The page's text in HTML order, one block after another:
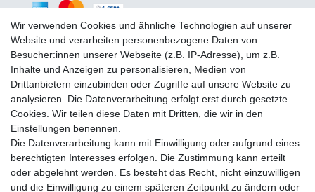
Wir versenden mit:
Sie erreichen uns unter:
+49 (0)681 5846576
Wir verwenden Cookies und ähnliche Technologien auf unserer
Website und verarbeiten personenbezogene Daten von
Besucher:innen unserer Webseite (z.B. IP-Adresse), um z.B.
Inhalte und Anzeigen zu personalisieren, Medien von
Drittanbietern einzubinden oder Zugriffe auf unsere Website zu
analysieren. Die Datenverarbeitung erfolgt erst durch gesetzte
Cookies. Wir teilen diese Daten mit Dritten, die wir in den
Einstellungen benennen.
Die Datenverarbeitung kann mit Einwilligung oder aufgrund eines
berechtigten Interesses erfolgen. Die Zustimmung kann erteilt
oder abgelehnt werden. Es besteht das Recht, nicht einzuwilligen
und die Einwilligung zu einem späteren Zeitpunkt zu ändern oder